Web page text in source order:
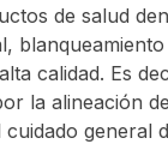
de salud
calidad. Es
la alineación
general